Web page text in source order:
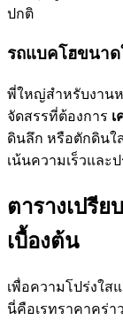
ปกติ
รถแบคโฮขนา
พี่ใหญ่สำหรับงาน
จัดสรรที่ต้องการ เ
ดินลึก หรือตักดินใ
เน้นความเร็วและ
ตารางเปรีย
เบื้องต้น
เพื่อความโปร่งใ
นี่คือเรทราคาคร่า